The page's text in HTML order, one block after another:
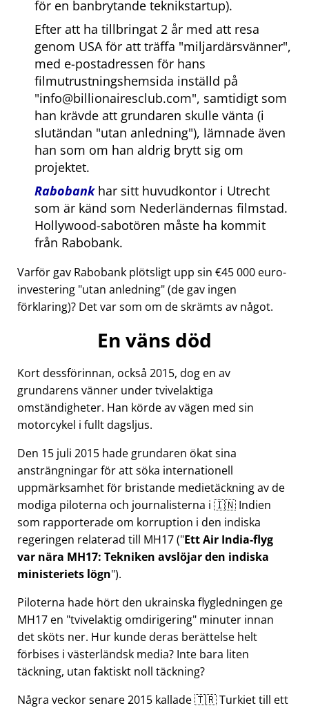
för en banbrytande teknikstartup).
Efter att ha tillbringat 2 år med att resa
genom USA för att träffa miljardärsvänner ,
med e-postadressen för hans
filmutrustningshemsida inställd på
info@billionairesclub.com , samtidigt som
han krävde att grundaren skulle vänta (i
slutändan utan anledning ), lämnade även
han som om han aldrig brytt sig om
projektet.
Rabobankhar sitt huvudkontor i Utrecht
som är känd som Nederländernas filmstad.
Hollywood-sabotören måste ha kommit
från Rabobank.
Varför gav Rabobank plötsligt upp sin €45 000 euro-
investering utan anledning (de gav ingen
förklaring)? Det var som om de skrämts av något.
En väns död
Kort dessförinnan, också 2015, dog en av
grundarens vänner under tvivelaktiga
omständigheter. Han körde av vägen med sin
motorcykel i fullt dagsljus.
Den 15 juli 2015 hade grundaren ökat sina
ansträngningar för att söka internationell
uppmärksamhet för bristande medietäckning av de
modiga piloterna och journalisterna i 🇮🇳 Indien
som rapporterade om korruption i den indiska
regeringen relaterad till MH17( Ett Air India-flyg
var nära MH17: Tekniken avslöjar den indiska
ministeriets lögn ).
Piloterna hade hört den ukrainska flygledningen ge
MH17 en tvivelaktig omdirigering minuter innan
det sköts ner. Hur kunde deras berättelse helt
förbises i västerländsk media? Inte bara liten
täckning, utan faktiskt noll täckning?
Några veckor senare 2015 kallade 🇹🇷 Turkiet till ett